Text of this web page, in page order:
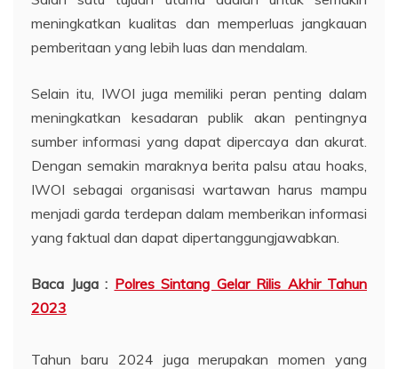
meningkatkan kualitas dan memperluas jangkauan
pemberitaan yang lebih luas dan mendalam.
Selain itu, IWOI juga memiliki peran penting dalam
meningkatkan kesadaran publik akan pentingnya
sumber informasi yang dapat dipercaya dan akurat.
Dengan semakin maraknya berita palsu atau hoaks,
IWOI sebagai organisasi wartawan harus mampu
menjadi garda terdepan dalam memberikan informasi
yang faktual dan dapat dipertanggungjawabkan.
Baca Juga : Polres Sintang Gelar Rilis Akhir Tahun
2023
Tahun baru 2024 juga merupakan momen yang